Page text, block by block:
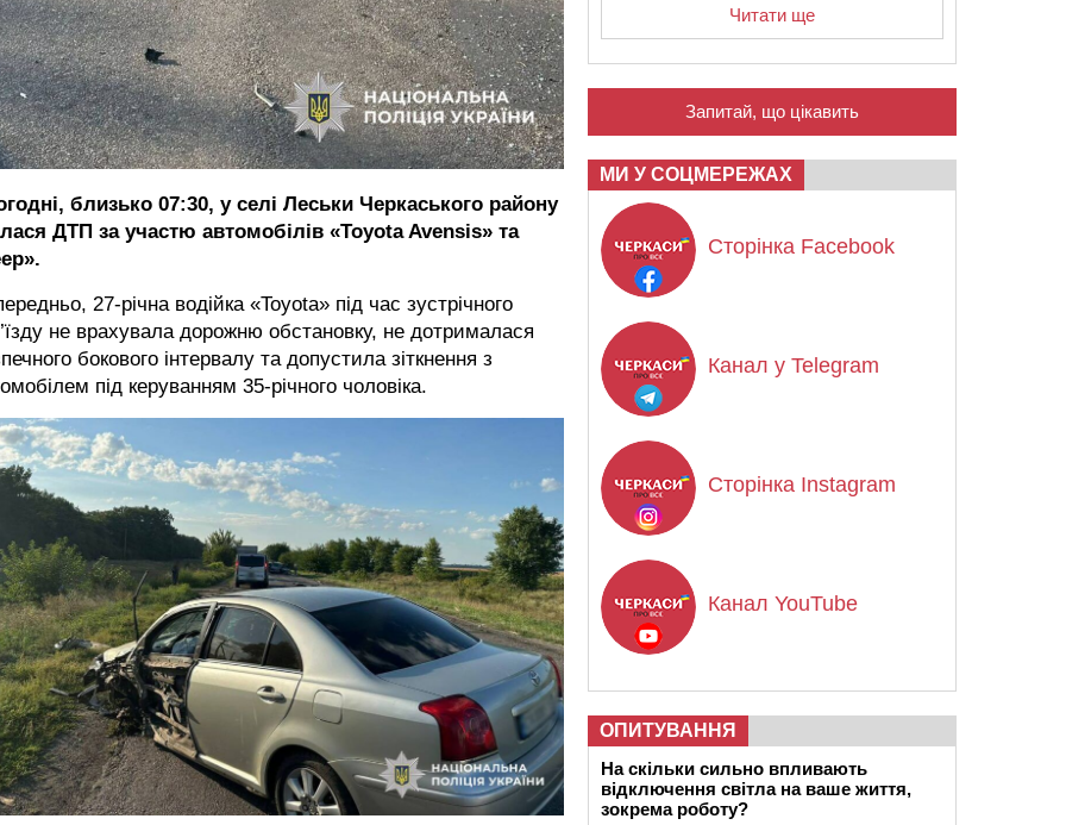
близько 07:30, у селі Леськи Черкаського району
ДТП за участю автомобілів «Toyota Avensis» та
27-річна водійка «Toyota» під час зустрічного
не врахувала дорожню обстановку, не дотрималася
бокового інтервалу та допустила зіткнення з
під керуванням 35-річного чоловіка.
Читати ще
Запитай, що цікавить
МИ У СОЦМЕРЕЖАХ
Сторінка Facebook
Канал у Telegram
Сторінка Instagram
Канал YouTube
ОПИТУВАННЯ
На скільки сильно впливають
відключення світла на ваше життя,
зокрема роботу?